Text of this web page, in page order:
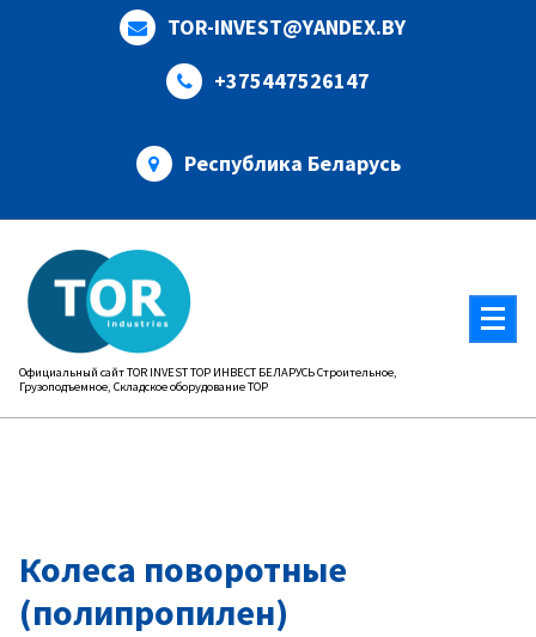
TOR-INVEST@YANDEX.BY
+375447526147
Республика Беларусь
Официальный сайт TOR INVEST ТОР ИНВЕСТ БЕЛАРУСЬ Строительное,
Грузоподъемное, Складское оборудование ТОР
Колеса поворотные
(полипропилен)